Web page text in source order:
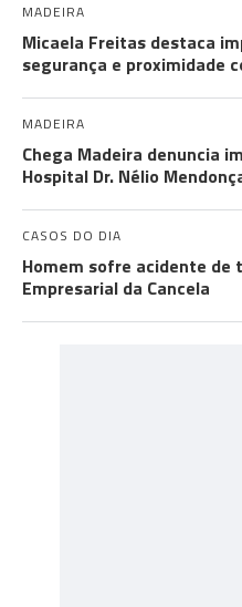
MADEIRA
Micaela Freitas destaca
segurança e proximidade
MADEIRA
Chega Madeira denuncia
Hospital Dr. Nélio
CASOS DO DIA
Homem sofre acidente de
Empresarial da Cancela